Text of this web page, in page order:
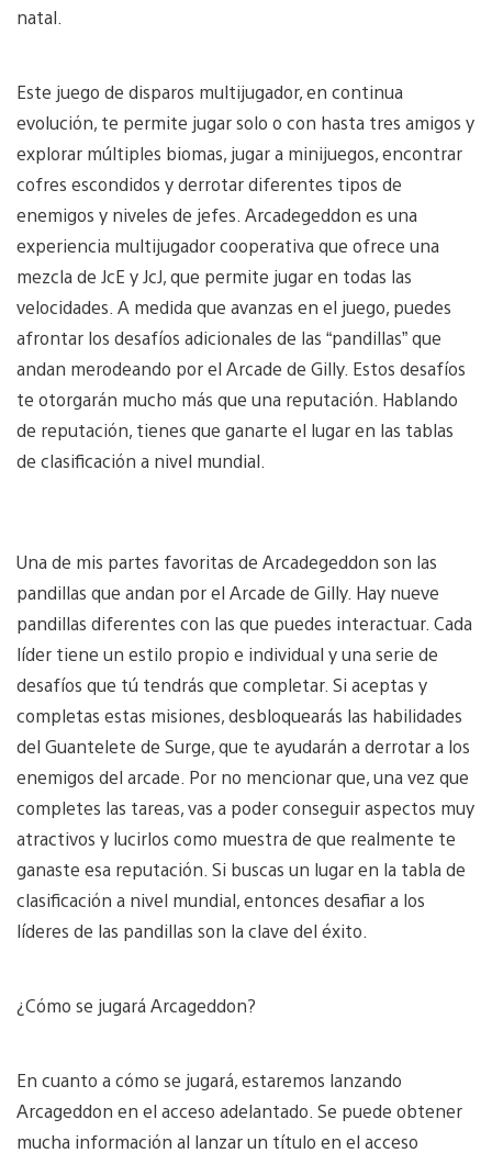
natal.
Este juego de disparos multijugador, en continua
evolución, te permite jugar solo o con hasta tres amigos y
explorar múltiples biomas, jugar a minijuegos, encontrar
cofres escondidos y derrotar diferentes tipos de
enemigos y niveles de jefes. Arcadegeddon es una
experiencia multijugador cooperativa que ofrece una
mezcla de JcE y JcJ, que permite jugar en todas las
velocidades. A medida que avanzas en el juego, puedes
afrontar los desafíos adicionales de las “pandillas” que
andan merodeando por el Arcade de Gilly. Estos desafíos
te otorgarán mucho más que una reputación. Hablando
de reputación, tienes que ganarte el lugar en las tablas
de clasificación a nivel mundial.
Una de mis partes favoritas de Arcadegeddon son las
pandillas que andan por el Arcade de Gilly. Hay nueve
pandillas diferentes con las que puedes interactuar. Cada
líder tiene un estilo propio e individual y una serie de
desafíos que tú tendrás que completar. Si aceptas y
completas estas misiones, desbloquearás las habilidades
del Guantelete de Surge, que te ayudarán a derrotar a los
enemigos del arcade. Por no mencionar que, una vez que
completes las tareas, vas a poder conseguir aspectos muy
atractivos y lucirlos como muestra de que realmente te
ganaste esa reputación. Si buscas un lugar en la tabla de
clasificación a nivel mundial, entonces desafiar a los
líderes de las pandillas son la clave del éxito.
¿Cómo se jugará Arcageddon?
En cuanto a cómo se jugará, estaremos lanzando
Arcageddon en el acceso adelantado. Se puede obtener
mucha información al lanzar un título en el acceso